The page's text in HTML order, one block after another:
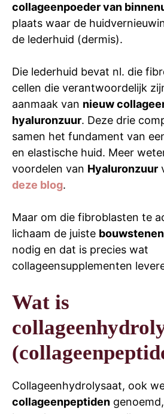
collageenpoeder van
plaats waar de
de lederhuid (dermis).
Die lederhuid bevat nl. die
cellen die verantwoordelijk
aanmaak van nieuw
hyaluronzuur. Deze drie
samen het fundament van
en elastische huid. Meer
voordelen van Hyaluronzuur
deze blog.
Maar om die fibroblasten te
lichaam de juiste
nodig en dat is precies wat
collageensupplementen
Wat is
Collageenhydrolysaat, ook
collageenpeptiden